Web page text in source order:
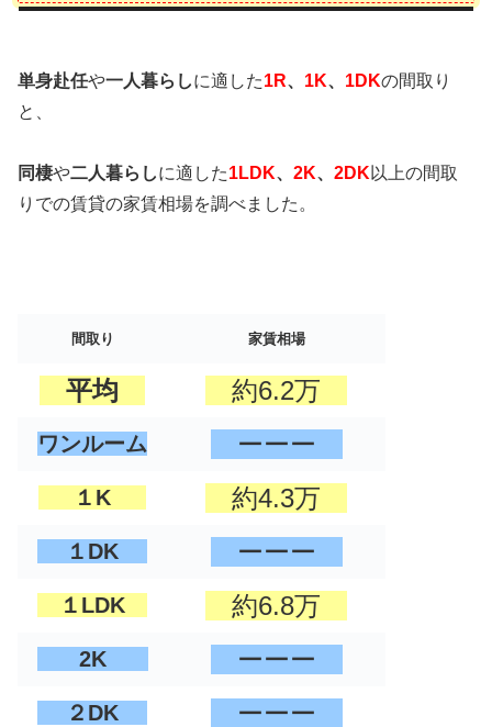
単身赴任や一人暮らしに適した1R、 1K、 1DKの間取り
と、
同棲や二人暮らしに適した1LDK、 2K、 2DK 以上の間取
りでの賃貸の家賃相場を調べました。
間取り 家賃相場
平均 約6.2万
ワンルーム ーーー
１K 約4.3万
１DK ーーー
１LDK 約6.8万
2K ーーー
２DK ーーー